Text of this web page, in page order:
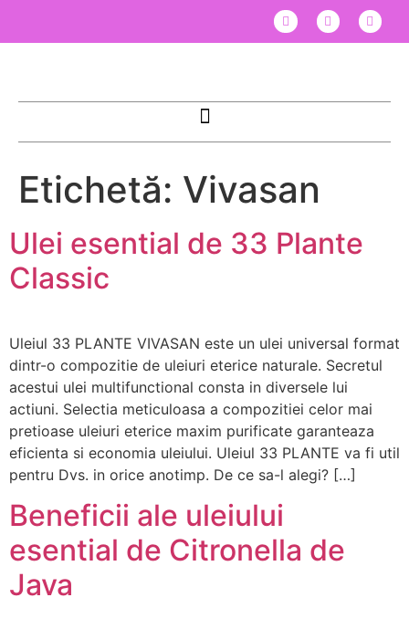
Etichetă: Vivasan
Ulei esential de 33 Plante
Classic
Uleiul 33 PLANTE VIVASAN este un ulei universal format
dintr-o compozitie de uleiuri eterice naturale. Secretul
acestui ulei multifunctional consta in diversele lui
actiuni. Selectia meticuloasa a compozitiei celor mai
pretioase uleiuri eterice maxim purificate garanteaza
eficienta si economia uleiului. Uleiul 33 PLANTE va fi util
pentru Dvs. in orice anotimp. De ce sa-l alegi? […]
Beneficii ale uleiului
esential de Citronella de
Java